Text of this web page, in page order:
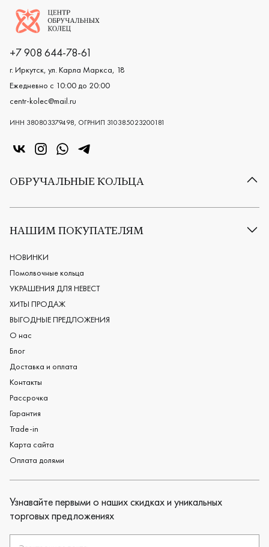
Логотип компании
+7 908 644-78-61
г. Иркутск, ул. Карла Маркса, 18
Ежедневно с 10:00 до 20:00
centr-kolec@mail.ru
ИНН 380803379498, ОГРНИП 310385023200181
«Центр колец» в VK
«Центр колец» в Instagram
«Центр колец» в Whatsapp
«Центр колец» в Telegram
ОБРУЧАЛЬНЫЕ КОЛЬЦА
Все обручальные кольца
Европейские обручальные кольца
Мужские обручальные кольца
Женские обручальные кольца
Обручальные кольца из платины
Дизайнерские обручальные кольца
Черные обручальные кольца
НАШИМ ПОКУПАТЕЛЯМ
НОВИНКИ
Помолвочные кольца
УКРАШЕНИЯ ДЛЯ НЕВЕСТ
ХИТЫ ПРОДАЖ
ВЫГОДНЫЕ ПРЕДЛОЖЕНИЯ
О нас
Блог
Доставка и оплата
Контакты
Рассрочка
Гарантия
Trade-in
Карта сайта
Оплата долями
Узнавайте первыми о наших скидках и уникальных
торговых предложениях